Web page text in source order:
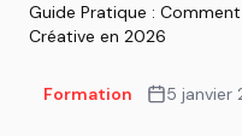
Guide Pratique :
Créative en 2026
Formation 5 janvier